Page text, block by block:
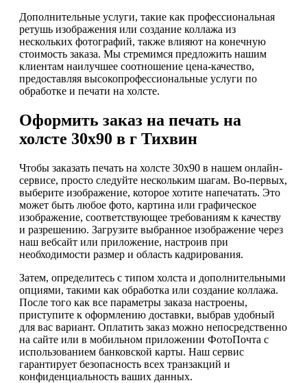
Дополнительные услуги, такие как профессиональная
ретушь изображения или создание коллажа из
нескольких фотографий, также влияют на конечную
стоимость заказа. Мы стремимся предложить нашим
клиентам наилучшее соотношение цена-качество,
предоставляя высокопрофессиональные услуги по
обработке и печати на холсте.
Оформить заказ на печать на
холсте 30х90 в г Тихвин
Чтобы заказать печать на холсте 30х90 в нашем онлайн-
сервисе, просто следуйте нескольким шагам. Во-первых,
выберите изображение, которое хотите напечатать. Это
может быть любое фото, картина или графическое
изображение, соответствующее требованиям к качеству
и разрешению. Загрузите выбранное изображение через
наш вебсайт или приложение, настроив при
необходимости размер и область кадрирования.
Затем, определитесь с типом холста и дополнительными
опциями, такими как обработка или создание коллажа.
После того как все параметры заказа настроены,
приступите к оформлению доставки, выбрав удобный
для вас вариант. Оплатить заказ можно непосредственно
на сайте или в мобильном приложении ФотоПочта с
использованием банковской карты. Наш сервис
гарантирует безопасность всех транзакций и
конфиденциальность ваших данных.